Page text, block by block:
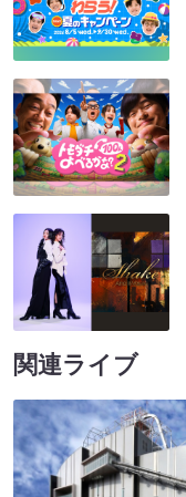
関連ライブ